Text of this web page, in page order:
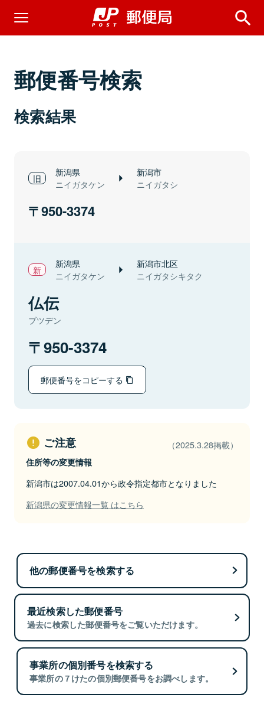
郵便番号検索
検索結果
新潟県
ニイガタケン
新潟市
ニイガタシ
950-3374
新潟県
ニイガタケン
新潟市北区
ニイガタシキタク
仏伝
ブツデン
950-3374
郵便番号をコピーする
ご注意 （2025.3.28掲載）
住所等の変更情報
新潟市は2007.04.01から政令指定都市となりました
新潟県の変更情報一覧 はこちら
他の郵便番号を検索する
最近検索した郵便番号
過去に検索した郵便番号をご覧いただけます。
事業所の個別番号を検索する
事業所の７けたの個別郵便番号をお調べします。